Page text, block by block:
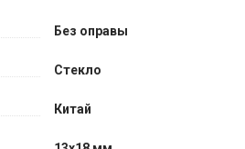
Без оправы
Стекло
Китай